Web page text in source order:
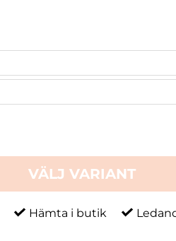
VÄLJ VARIANT
Hämta i butik